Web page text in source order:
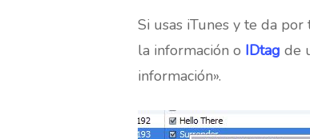
Si usas iTunes y te da
la información o IDtag de
información».